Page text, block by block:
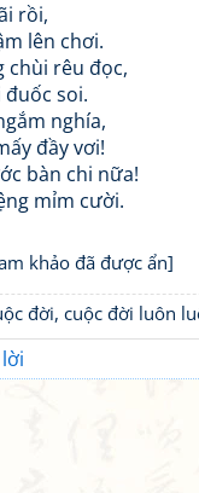
rồi,
lên chơi.
chùi rêu đọc,
đuốc soi.
nghía,
đầy vơi!
bàn chi nữa!
mỉm cười.
khảo đã được ẩn]
đời, cuộc đời luôn